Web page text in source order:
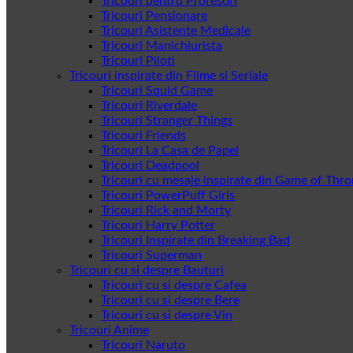
Tricouri Pensionare
Tricouri Asistente Medicale
Tricouri Manichiurista
Tricouri Piloti
Tricouri inspirate din Filme si Seriale
Tricouri Squid Game
Tricouri Riverdale
Tricouri Stranger Things
Tricouri Friends
Tricouri La Casa de Papel
Tricouri Deadpool
Tricouri cu mesaje inspirate din Game of
Tricouri PowerPuff Girls
Tricouri Rick and Morty
Tricouri Harry Potter
Tricouri Inspirate din Breaking Bad
Tricouri Superman
Tricouri cu si despre Bauturi
Tricouri cu si despre Cafea
Tricouri cu si despre Bere
Tricouri cu si despre Vin
Tricouri Anime
Tricouri Naruto